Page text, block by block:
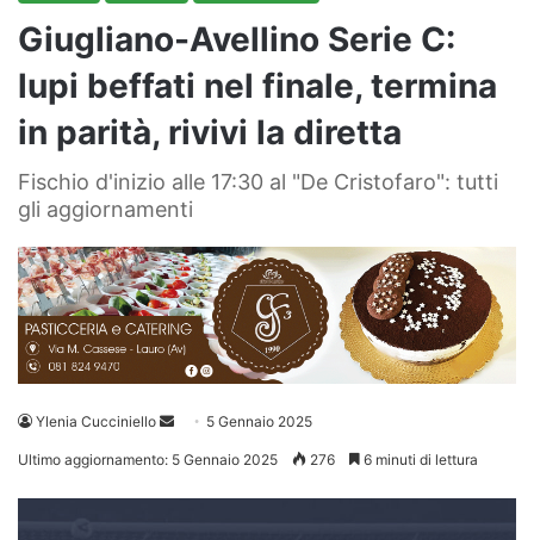
Giugliano-Avellino Serie C:
lupi beffati nel finale, termina
in parità, rivivi la diretta
Fischio d'inizio alle 17:30 al "De Cristofaro": tutti
gli aggiornamenti
Ylenia Cucciniello
Invia 5 Gennaio 2025
Ultimo aggiornamento: 5 Gennaio 2025 276 6 minuti di lettura